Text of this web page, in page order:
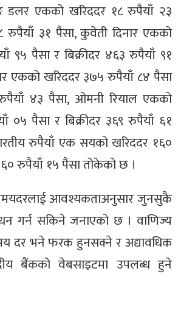
डलर एकको खरिददर १८ रुपैयाँ २३
रुपैयाँ ३१ पैसा, कुवेती दिनार एकको
९५ पैसा र बिक्रीदर ४६३ रुपैयाँ ९१
एकको खरिददर ३७५ रुपैयाँ ८४ पैसा
४३ पैसा, ओमनी रियाल एकको
०५ पैसा र बिक्रीदर ३६९ रुपैयाँ ६१
रुपैयाँ एक सयको खरिददर १६०
रुपैयाँ १५ पैसा तोकेको छ ।
आवश्यकताअनुसार जुनसुकै
गर्न सकिने जनाएको छ । वाणिज्य
दर भने फरक हुनसक्ने र अद्यावधिक
बैंकको वेबसाइटमा उपलब्ध हुने